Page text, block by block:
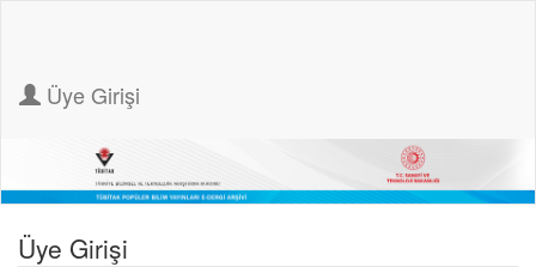
Üye Girişi
Üye Girişi